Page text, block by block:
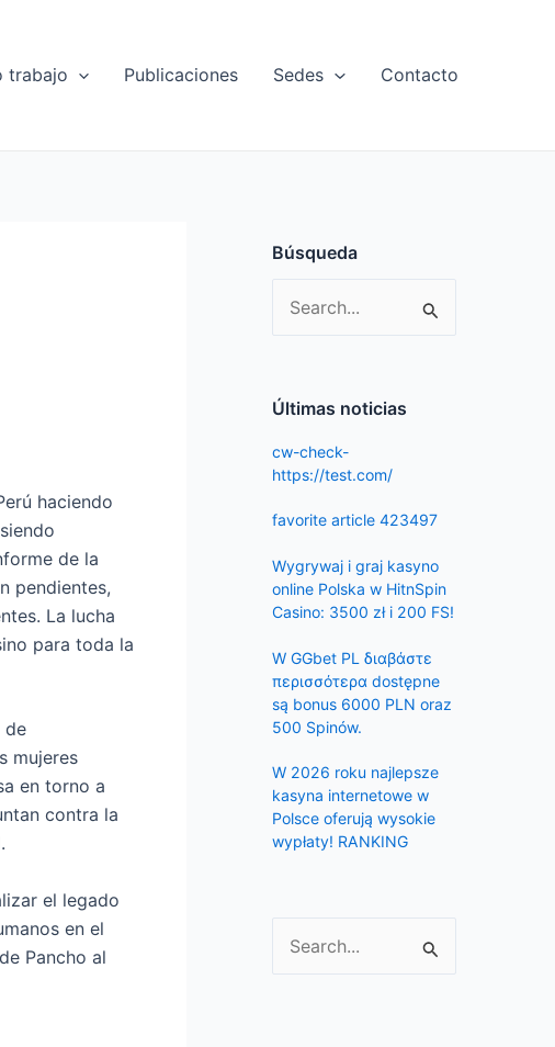
trabajo Publicaciones Sedes Contacto
haciendo
de la
pendientes,
La lucha
para toda la
de
mujeres
en torno a
contra la
el legado
en el
Pancho al
Búsqueda
r
h
o
r
:
Últimas noticias
cw-check-
https://test.com/
favorite article 423497
Wygrywaj i graj kasyno
online Polska w HitnSpin
Casino: 3500 zł i 200 FS!
W GGbet PL διαβάστε
περισσότερα dostępne
są bonus 6000 PLN oraz
500 Spinów.
W 2026 roku najlepsze
kasyna internetowe w
Polsce oferują wysokie
wypłaty! RANKING